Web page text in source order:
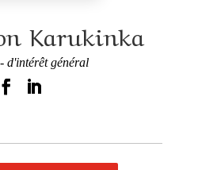
Karukinka
d'intérêt général